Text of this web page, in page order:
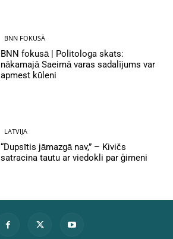
BNN FOKUSĀ
BNN fokusā | Politologa skats:
nākamajā Saeimā varas sadalījums var
apmest kūleni
LATVIJA
“Dupsītis jāmazgā nav,” – Kivičs
satracina tautu ar viedokli par ģimeni